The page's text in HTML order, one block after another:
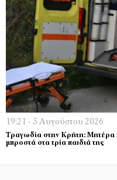
19:21 - 5 Αυγούστου 2026
Τραγωδία στην Κρήτη: Μητέρα
μπροστά στα τρία παιδιά της